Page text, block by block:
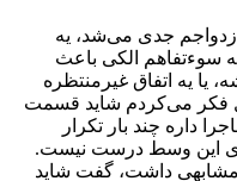
جدی می‌شد، یه
سوءتفاهم الکی باعث
یه اتفاق غیرمنتظره
فکر می‌کردم شاید قسمت
داره چند بار تکرار
این وسط درست نیست.
داشت، گفت شاید